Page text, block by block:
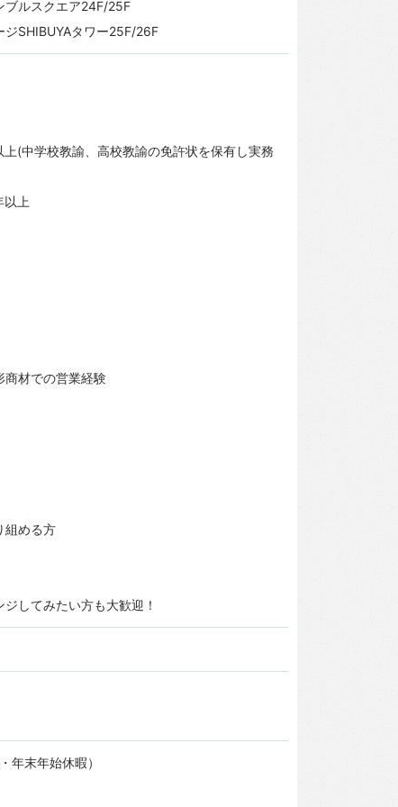
ブルスクエア24F/25F
SHIBUYAタワー25F/26F
(中学校教諭、高校教諭の免許状を保有し実務
上
商材での営業経験
組める方
してみたい方も大歓迎！
年末年始休暇）